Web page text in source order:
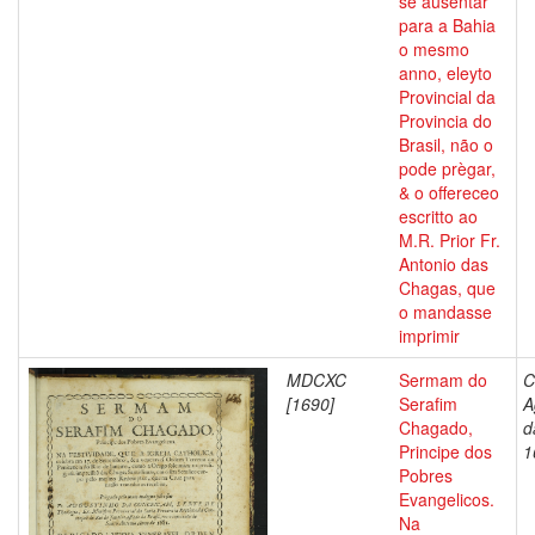
para a Bahia
o mesmo
anno, eleyto
Provincial da
Provincia do
Brasil, não o
pode prègar,
& o offereceo
escritto ao
M.R. Prior Fr.
Antonio das
Chagas, que
o mandasse
imprimir
MDCXC
[1690]
Sermam do
Serafim
Chagado,
Principe dos
Pobres
Evangelicos.
Na